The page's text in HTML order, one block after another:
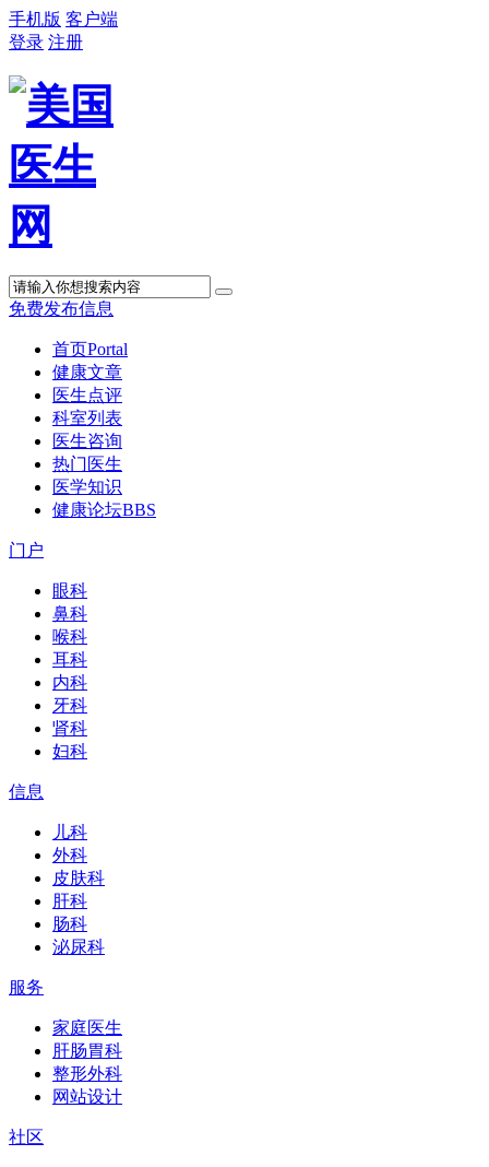
手机版 客户端
登录 注册
免费发布信息
首页Portal
健康文章
医生点评
科室列表
医生咨询
热门医生
医学知识
健康论坛BBS
门户
眼科
鼻科
喉科
耳科
内科
牙科
肾科
妇科
信息
儿科
外科
皮肤科
肝科
肠科
泌尿科
服务
家庭医生
肝肠胃科
整形外科
网站设计
社区